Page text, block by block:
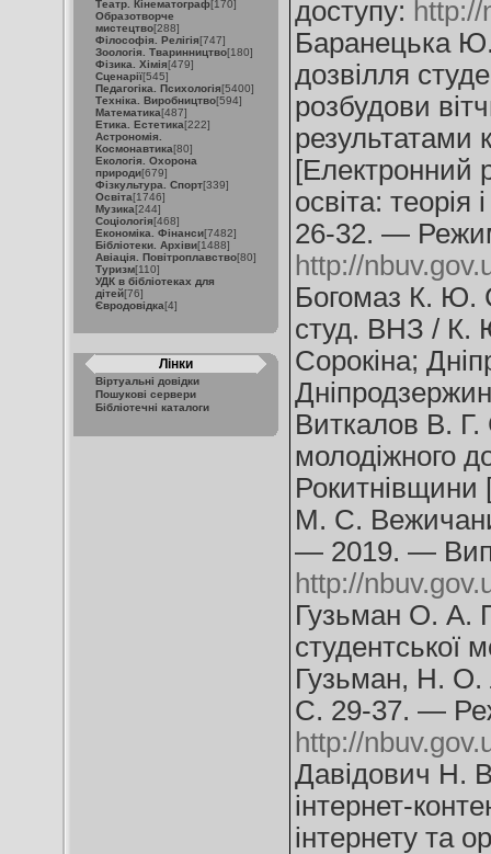
Театр. Кінематограф[170]
Образотворче
мистецтво[288]
Філософія. Релігія[747]
Зоологія. Тваринництво[180]
Фізика. Хімія[479]
Сценарії[545]
Педагогіка. Психологія[5400]
Техніка. Виробництво[594]
Математика[487]
Етика. Естетика[222]
Астрономія.
Космонавтика[80]
Екологія. Охорона
природи[679]
Фізкультура. Спорт[339]
Освіта[1746]
Музика[244]
Соціологія[468]
Економіка. Фінанси[7482]
Бібліотеки. Архіви[1488]
Авіація. Повітроплавство[80]
Туризм[110]
УДК в бібліотеках для
дітей[76]
Євродовідка[4]
Лінки
Віртуальні довідки
Пошукові сервери
Бібліотечні каталоги
доступу:
Баранецька
дозвілля
розбудови
результатами
[Електронний
освіта:
26-32. —
http://
Богомаз К. Ю.
студ. ВНЗ / К.
Сорокіна;
Виткалов В. Г.
молодіжного
Рокитнівщини
М. С.
— 2019. —
http://
Гузьман О. А.
студентської
Гузьман, Н.
С. 29-37. —
http://
Давідович Н.
інтернет-
інтернету та